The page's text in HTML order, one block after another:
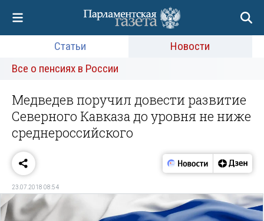
Статьи
Новости
Все о пенсиях в России
Медведев поручил довести развитие
Северного Кавказа до уровня не ниже
среднероссийского
23.07.2018 08:54